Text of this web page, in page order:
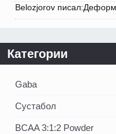
Belozjorov
Категории
Gaba
Сустабол
BCAA 3:1:2 Powder